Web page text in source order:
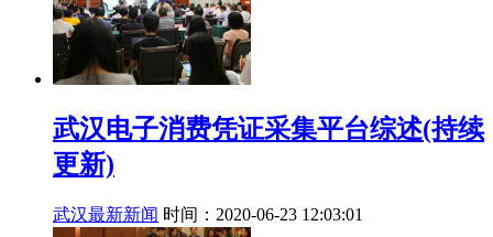
武汉电子消费凭证采集平台综述(持续
更新)
武汉最新新闻 时间：2020-06-23 12:03:01